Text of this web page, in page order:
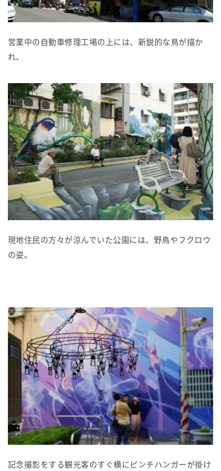
営業中の自動車修理工場の上には、新鋭的な鳥が描か
れ、
現地住民の方々が涼んでいた公園には、野鳥やフクロウ
の姿。
記念撮影をする観光客のすぐ横にピンチハンガーが掛け